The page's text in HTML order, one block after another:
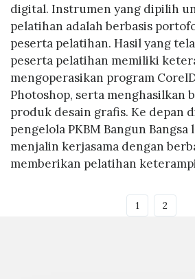
digital. Instrumen yang dipilih
pelatihan adalah berbasis
peserta pelatihan. Hasil yang
peserta pelatihan memiliki
mengoperasikan program
Photoshop, serta menghasilkan
produk desain grafis. Ke depan
pengelola PKBM Bangun
menjalin kerjasama dengan
memberikan pelatihan
1 2